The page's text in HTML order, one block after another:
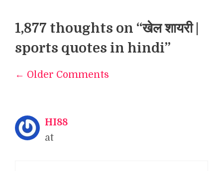
1,877 thoughts on “खेल शायरी |
sports quotes in hindi”
Comment
← Older Comments
HI88
at